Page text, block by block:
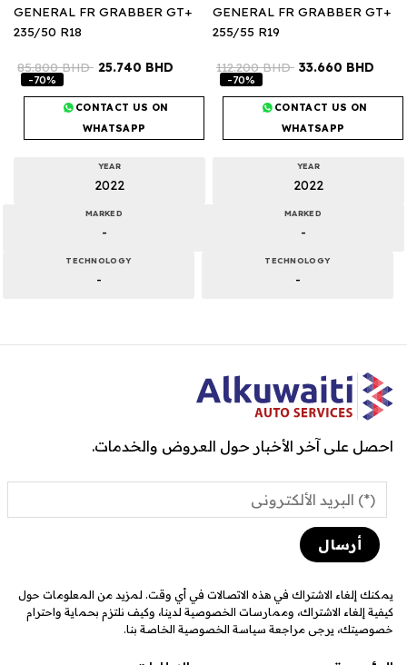
GENERAL FR GRABBER GT+
255/55 R19
112.200BHD 33.660 BHD
-70%
CONTACT US ON
WHATSAPP
YEAR
2022
MARKED
-
TECHNOLOGY
-
GENERAL FR GRABBER GT+
235/50 R18
85.800BHD 25.740 BHD
-70%
CONTACT US ON
WHATSAPP
YEAR
2022
MARKED
-
TECHNOLOGY
-
احصل على آخر الأخبار حول العروض والخدمات.
يمكنك إلغاء الاشتراك في هذه الاتصالات في أي وقت. لمزيد من المعلومات حول
كيفية إلغاء الاشتراك، وممارسات الخصوصية لدينا، وكيف نلتزم بحماية واحترام
خصوصيتك، يرجى مراجعة سياسة الخصوصية الخاصة بنا.